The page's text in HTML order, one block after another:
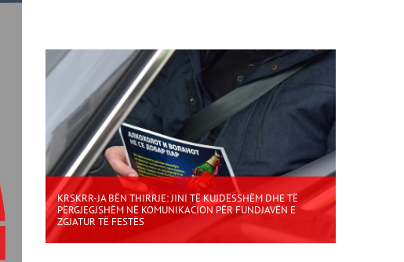
KRSKRR-JA BËN THIRRJE: JINI TË KUJDESSHËM DHE TË
PËRGJEGJSHËM NË KOMUNIKACION PËR FUNDJAVËN E
ZGJATUR TË FESTËS